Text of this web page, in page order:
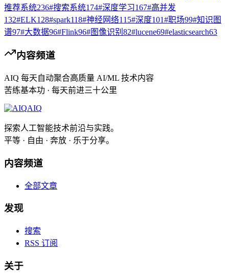
推荐系统236#搜索系统174#深度学习167#高并发
132#ELK128#spark118#神经网络115#深度101#职场99#知识图
谱97#大数据96#Flink96#图像识别 82#lucene69#elasticsearch63
内容频道
AIQ 每天自动聚合高质量 AI/ML 技术内容
苦练基本功 · 每天前进三十公里
AIQ
探索人工智能技术前沿与实践。
平等 · 自由 · 奔放 · 乐于分享。
内容频道
全部文章
发现
搜索
RSS 订阅
关于